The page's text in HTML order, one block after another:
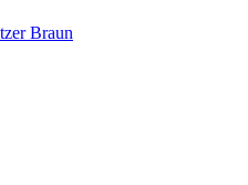
Braun